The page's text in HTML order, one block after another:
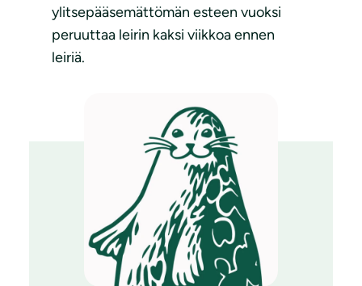
ylitsepääsemättömän esteen vuoksi
peruuttaa leirin kaksi viikkoa ennen
leiriä.